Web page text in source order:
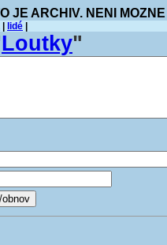
JE ARCHIV. NENI
lidé
Loutky"